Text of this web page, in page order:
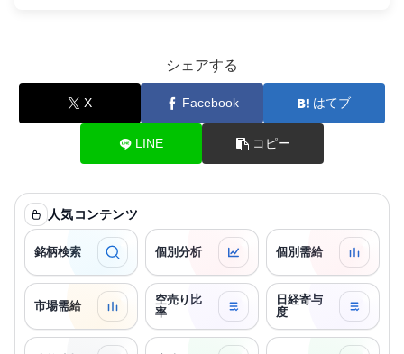
シェアする
X Facebook はてブ
LINE コピー
人気コンテンツ
銘柄検索 個別分析 個別需給
市場需給
空売り比
率
日経寄与
度